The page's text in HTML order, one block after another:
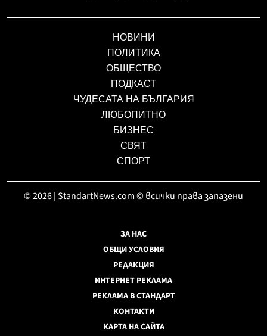
НОВИНИ
ПОЛИТИКА
ОБЩЕСТВО
ПОДКАСТ
ЧУДЕСАТА НА БЪЛГАРИЯ
ЛЮБОПИТНО
БИЗНЕС
СВЯТ
СПОРТ
© 2026 | StandartNews.com © всички права запазени
ЗА НАС
ОБЩИ УСЛОВИЯ
РЕДАКЦИЯ
ИНТЕРНЕТ РЕКЛАМА
РЕКЛАМА В СТАНДАРТ
КОНТАКТИ
КАРТА НА САЙТА